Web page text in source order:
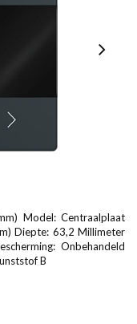
Model: Centraalplaat
Diepte: 63,2 Millimeter
Onbehandeld
B